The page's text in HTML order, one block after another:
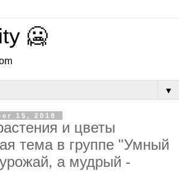
🥶
▼
15, 2018
и цветы
тема в группе "Умный
а мудрый -